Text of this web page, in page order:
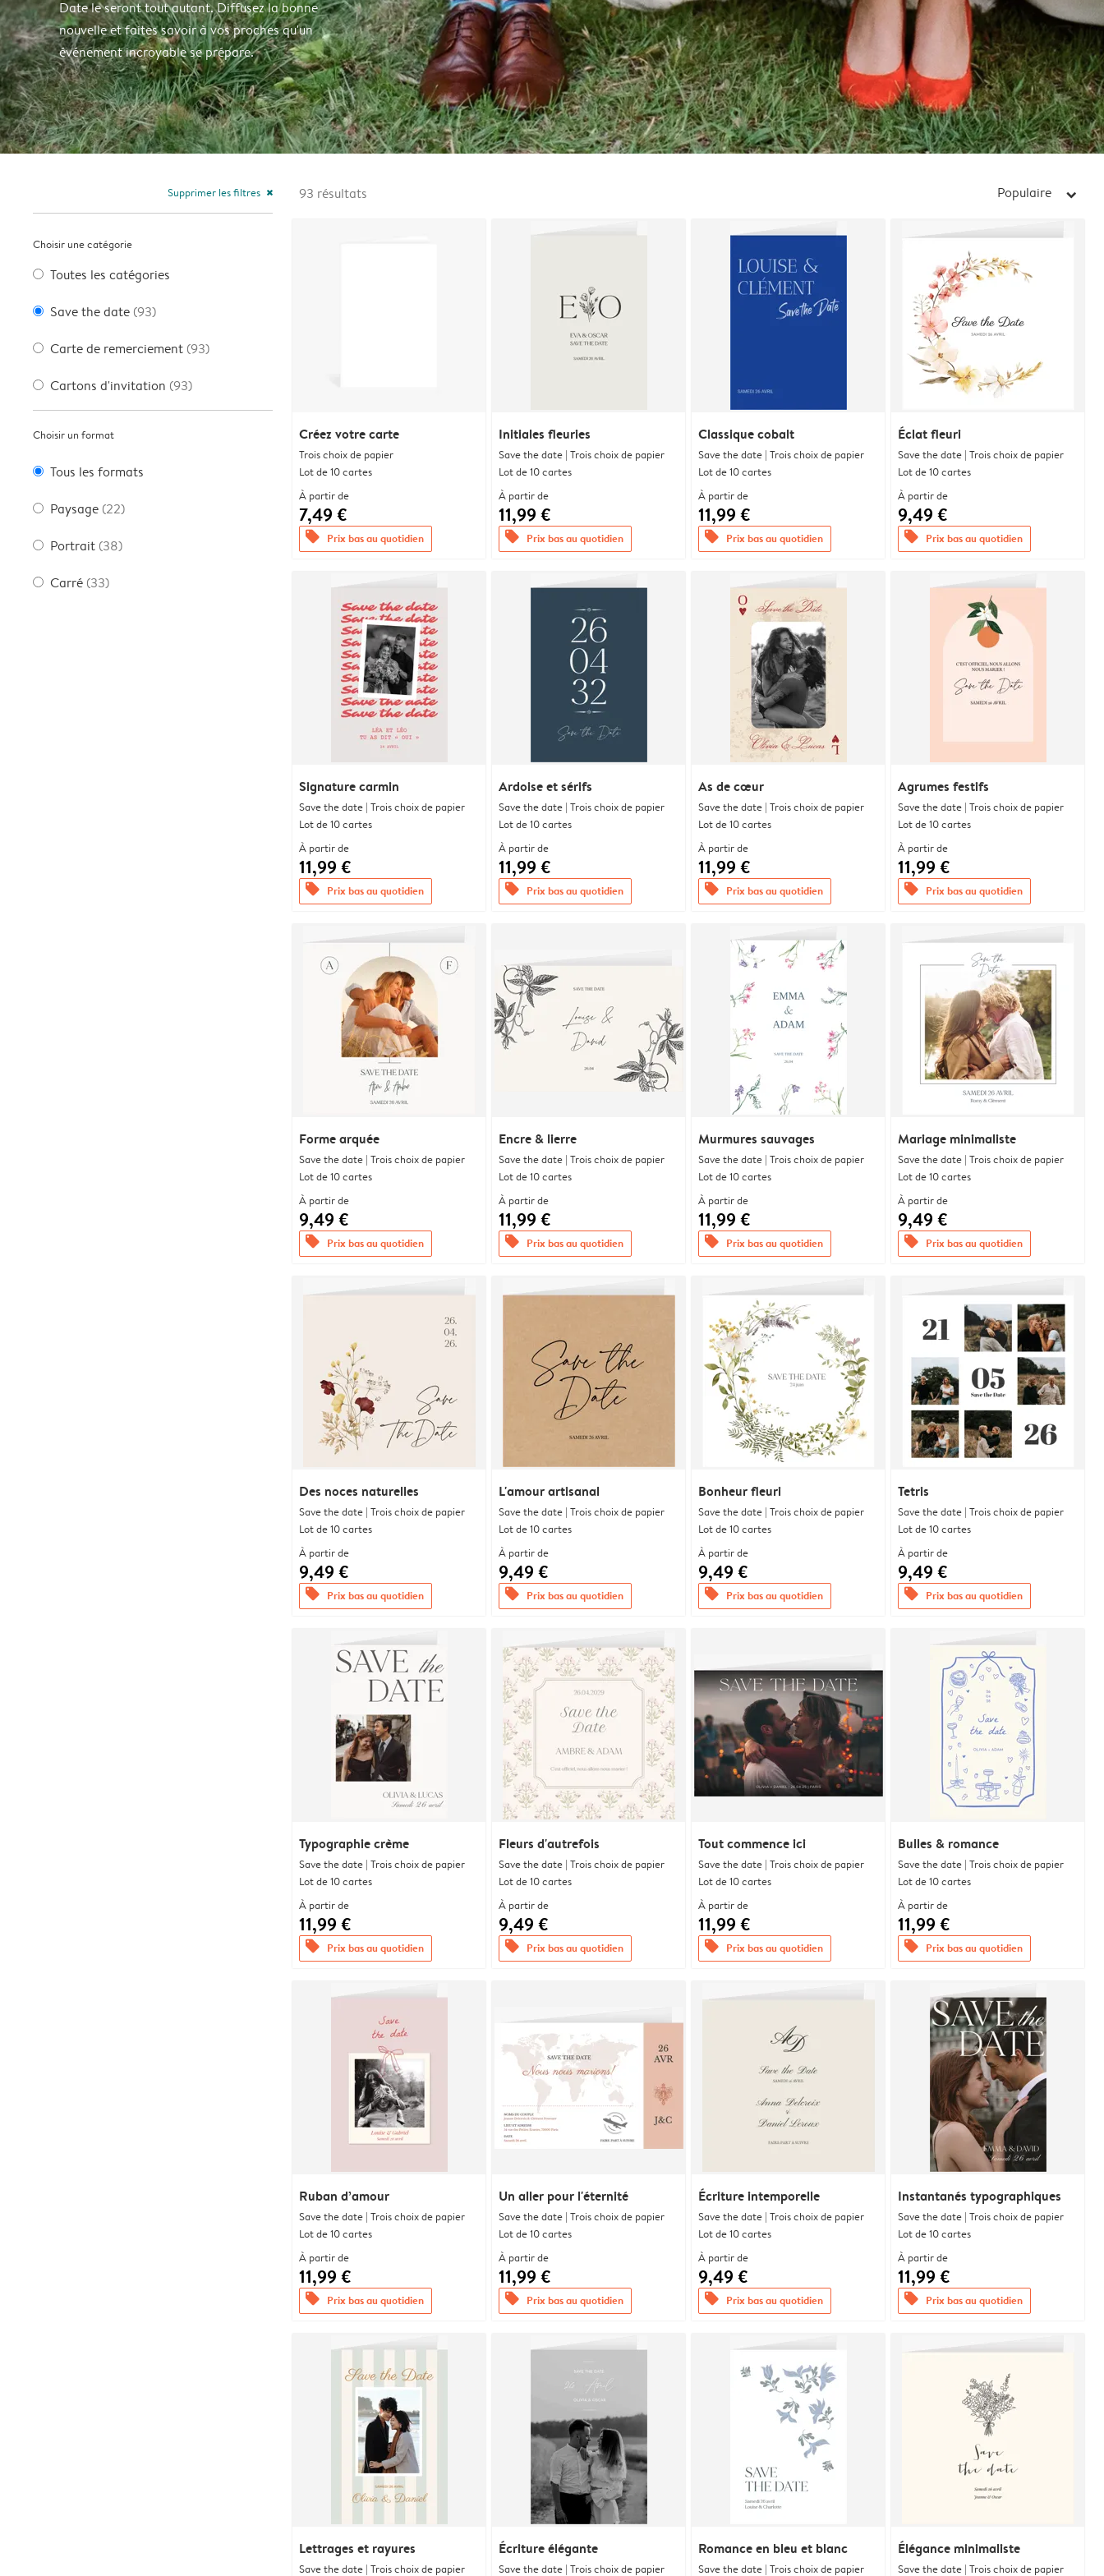
Date le seront tout autant. Diffusez la bonne
nouvelle et faites savoir à vos proches qu'un
événement incroyable se prépare.
Supprimer les filtres close
Choisir une catégorie
Toutes les catégories
Save the date (93)
Carte de remerciement (93)
Cartons d'invitation (93)
Choisir un format
Tous les formats
Paysage (22)
Portrait (38)
Carré (33)
93 résultats Populaire arrow_right
Créez votre carte
Trois choix de papier
Lot de 10 cartes
À partir de
7,49 €
offers Prix bas au quotidien
Initiales fleuries
Save the date | Trois choix de papier
Lot de 10 cartes
À partir de
11,99 €
offers Prix bas au quotidien
Classique cobalt
Save the date | Trois choix de papier
Lot de 10 cartes
À partir de
11,99 €
offers Prix bas au quotidien
Éclat fleuri
Save the date | Trois choix de papier
Lot de 10 cartes
À partir de
9,49 €
offers Prix bas au quotidien
Signature carmin
Save the date | Trois choix de papier
Lot de 10 cartes
À partir de
11,99 €
offers Prix bas au quotidien
Ardoise et sérifs
Save the date | Trois choix de papier
Lot de 10 cartes
À partir de
11,99 €
offers Prix bas au quotidien
As de cœur
Save the date | Trois choix de papier
Lot de 10 cartes
À partir de
11,99 €
offers Prix bas au quotidien
Agrumes festifs
Save the date | Trois choix de papier
Lot de 10 cartes
À partir de
11,99 €
offers Prix bas au quotidien
Forme arquée
Save the date | Trois choix de papier
Lot de 10 cartes
À partir de
9,49 €
offers Prix bas au quotidien
Encre & lierre
Save the date | Trois choix de papier
Lot de 10 cartes
À partir de
11,99 €
offers Prix bas au quotidien
Murmures sauvages
Save the date | Trois choix de papier
Lot de 10 cartes
À partir de
11,99 €
offers Prix bas au quotidien
Mariage minimaliste
Save the date | Trois choix de papier
Lot de 10 cartes
À partir de
9,49 €
offers Prix bas au quotidien
Des noces naturelles
Save the date | Trois choix de papier
Lot de 10 cartes
À partir de
9,49 €
offers Prix bas au quotidien
L'amour artisanal
Save the date | Trois choix de papier
Lot de 10 cartes
À partir de
9,49 €
offers Prix bas au quotidien
Bonheur fleuri
Save the date | Trois choix de papier
Lot de 10 cartes
À partir de
9,49 €
offers Prix bas au quotidien
Tetris
Save the date | Trois choix de papier
Lot de 10 cartes
À partir de
9,49 €
offers Prix bas au quotidien
Typographie crème
Save the date | Trois choix de papier
Lot de 10 cartes
À partir de
11,99 €
offers Prix bas au quotidien
Fleurs d'autrefois
Save the date | Trois choix de papier
Lot de 10 cartes
À partir de
9,49 €
offers Prix bas au quotidien
Tout commence ici
Save the date | Trois choix de papier
Lot de 10 cartes
À partir de
11,99 €
offers Prix bas au quotidien
Bulles & romance
Save the date | Trois choix de papier
Lot de 10 cartes
À partir de
11,99 €
offers Prix bas au quotidien
Ruban d’amour
Save the date | Trois choix de papier
Lot de 10 cartes
À partir de
11,99 €
offers Prix bas au quotidien
Un aller pour l'éternité
Save the date | Trois choix de papier
Lot de 10 cartes
À partir de
11,99 €
offers Prix bas au quotidien
Écriture intemporelle
Save the date | Trois choix de papier
Lot de 10 cartes
À partir de
9,49 €
offers Prix bas au quotidien
Instantanés typographiques
Save the date | Trois choix de papier
Lot de 10 cartes
À partir de
11,99 €
offers Prix bas au quotidien
Lettrages et rayures
Save the date | Trois choix de papier
Écriture élégante
Save the date | Trois choix de papier
Romance en bleu et blanc
Save the date | Trois choix de papier
Élégance minimaliste
Save the date | Trois choix de papier